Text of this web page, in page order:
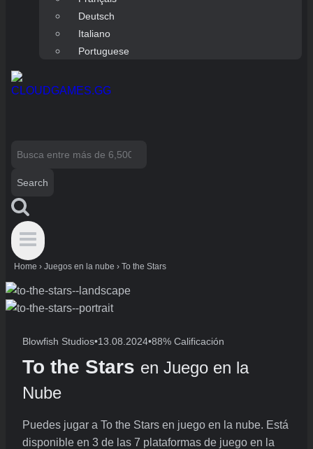
Deutsch
Italiano
Portuguese
Search
Home › Juegos en la nube › To the Stars
Blowfish Studios•13.08.2024•88% Calificación
To the Stars en Juego en la
Nube
Puedes jugar a To the Stars en juego en la nube. Está
disponible en 3 de las 7 plataformas de juego en la